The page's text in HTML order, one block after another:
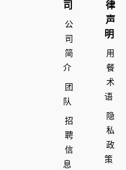
司
公
司
简
介
团
队
招
聘
信
息
律
声
明
用
餐
术
语
隐
私
政
策